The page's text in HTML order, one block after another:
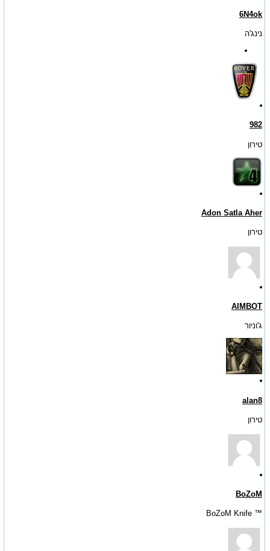
6N4ok
נינג'ה
982
טירון
Adon Satla Aher
טירון
AIMBOT
ג'וניור
alan8
טירון
BoZoM
™ BoZoM Knife